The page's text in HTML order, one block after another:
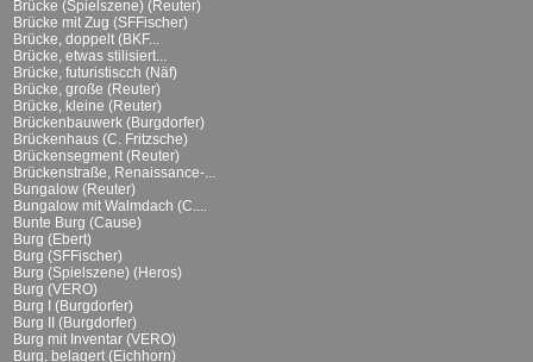
Brücke (Spielszene) (Reuter)
Brücke mit Zug (SFFischer)
Brücke, doppelt (BKF...
Brücke, etwas stilisiert...
Brücke, futuristiscch (Näf)
Brücke, große (Reuter)
Brücke, kleine (Reuter)
Brückenbauwerk (Burgdorfer)
Brückenhaus (C. Fritzsche)
Brückensegment (Reuter)
Brückenstraße, Renaissance-...
Bungalow (Reuter)
Bungalow mit Walmdach (C....
Bunte Burg (Cause)
Burg (Ebert)
Burg (SFFischer)
Burg (Spielszene) (Heros)
Burg (VERO)
Burg I (Burgdorfer)
Burg II (Burgdorfer)
Burg mit Inventar (VERO)
Burg, belagert (Eichhorn)